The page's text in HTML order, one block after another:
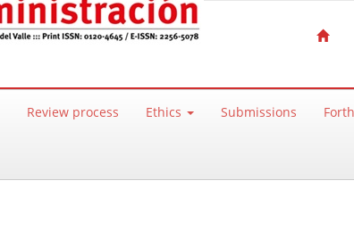
Review process Ethics Submissions